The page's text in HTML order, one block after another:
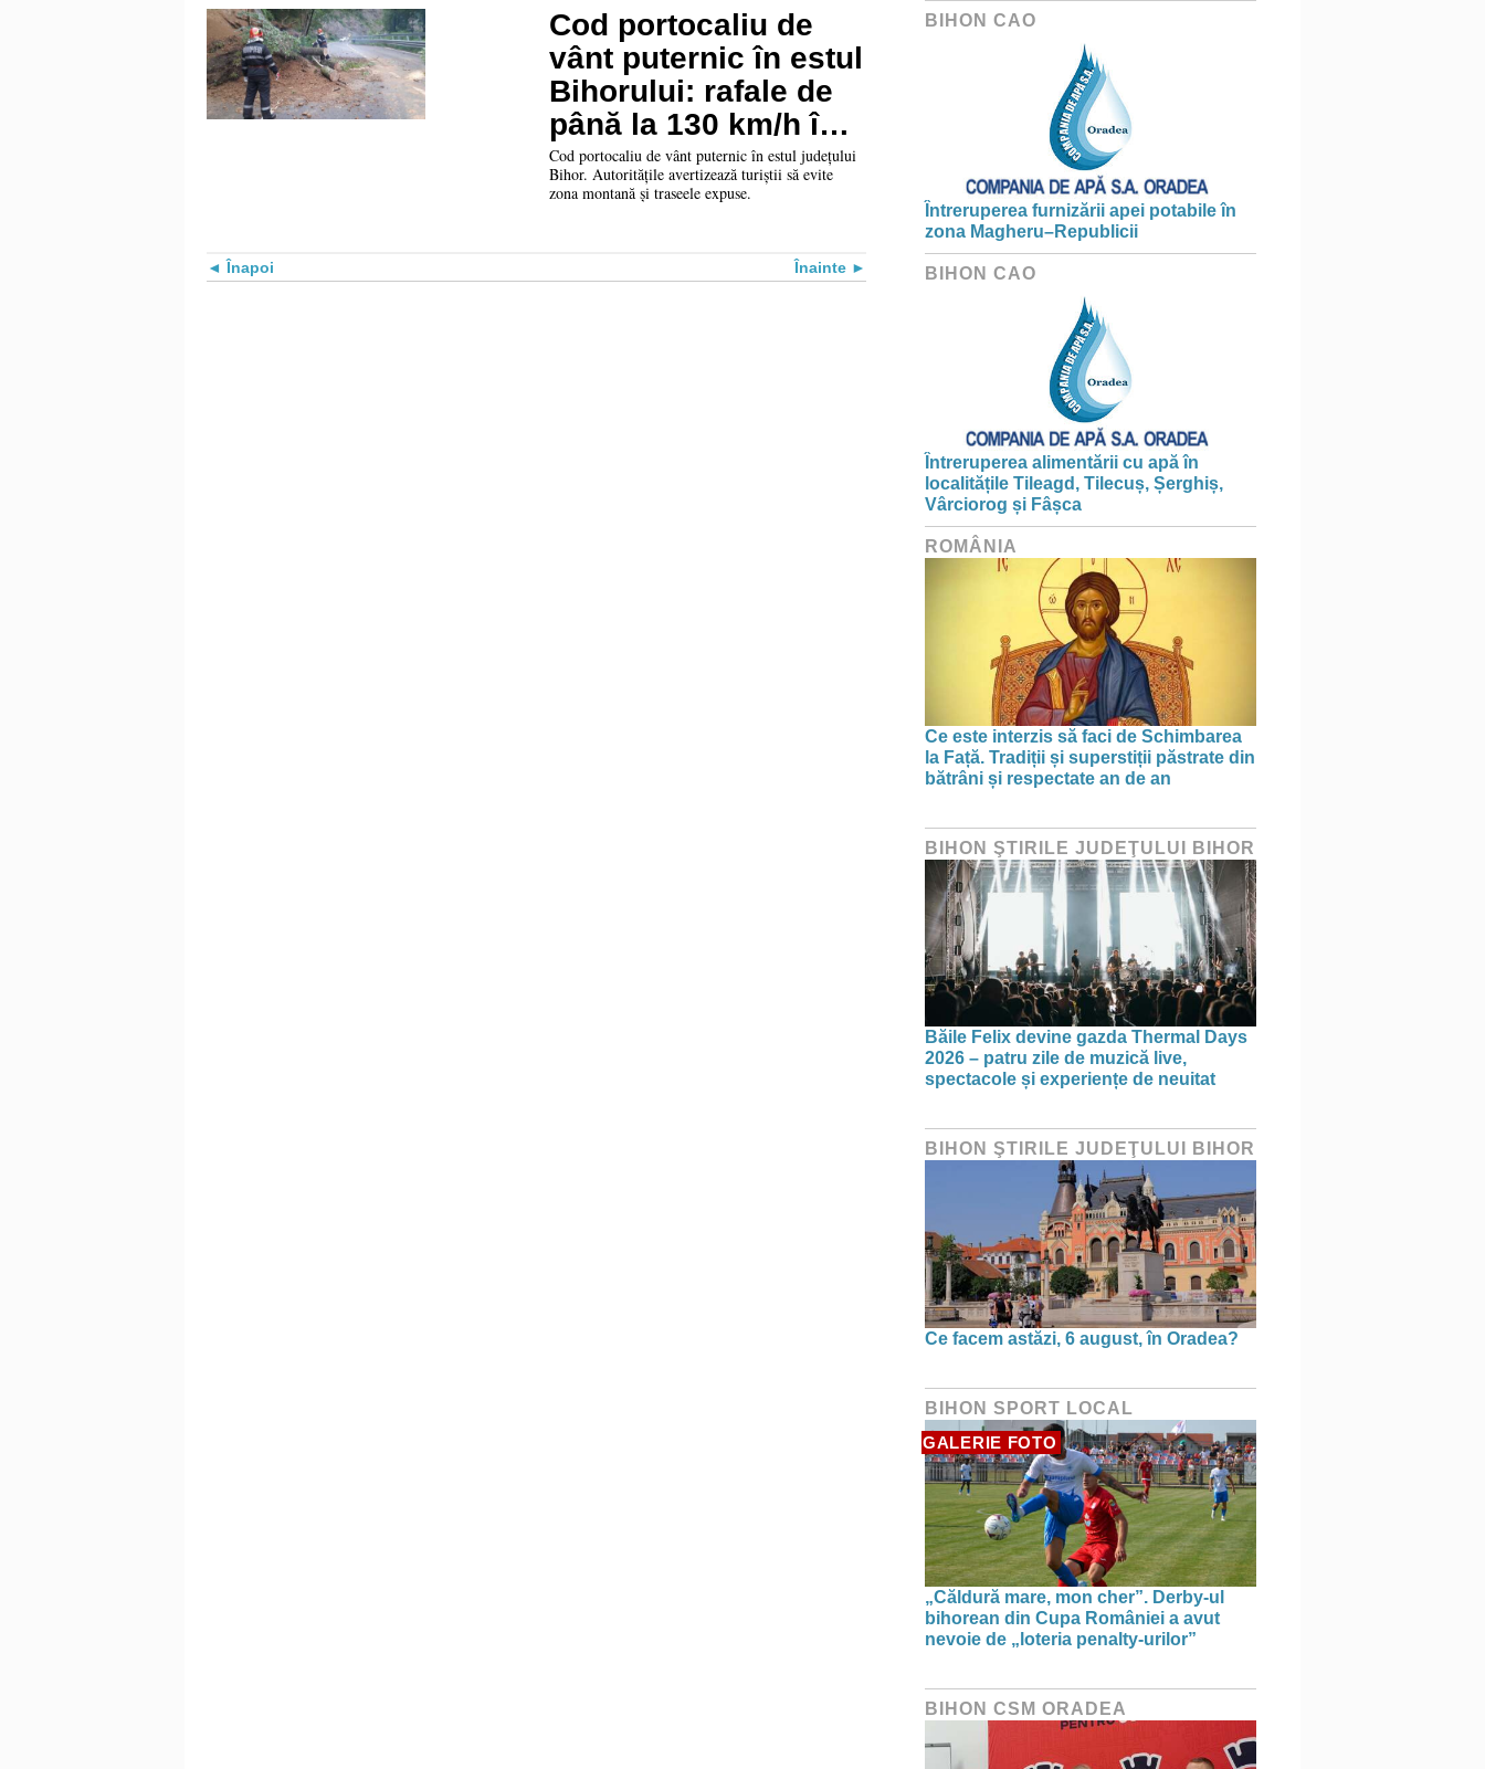
Cod portocaliu de
vânt puternic în estul
Bihorului: rafale de
până la 130 km/h în
zona montană
Cod portocaliu de vânt puternic în estul județului
Bihor. Autoritățile avertizează turiștii să evite
zona montană și traseele expuse.
Înapoi Înainte
BIHON CAO
Întreruperea furnizării apei potabile în
zona Magheru–Republicii
BIHON CAO
Întreruperea alimentării cu apă în
localitățile Tileagd, Tilecuș, Șerghiș,
Vârciorog și Fâșca
ROMÂNIA
Ce este interzis să faci de Schimbarea
la Față. Tradiții și superstiții păstrate din
bătrâni și respectate an de an
BIHON ŞTIRILE JUDEŢULUI BIHOR
Băile Felix devine gazda Thermal Days
2026 – patru zile de muzică live,
spectacole și experiențe de neuitat
BIHON ŞTIRILE JUDEŢULUI BIHOR
Ce facem astăzi, 6 august, în Oradea?
BIHON SPORT LOCAL
GALERIE FOTO
„Căldură mare, mon cher”. Derby-ul
bihorean din Cupa României a avut
nevoie de „loteria penalty-urilor”
BIHON CSM ORADEA